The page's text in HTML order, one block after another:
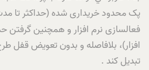
پک محدود خریداری شده (حداکثر تا
فعالسازی نرم افزار و همچنین گرفتن
افزار)، بلافاصله و بدون تعويض قفل
تبديل کند .